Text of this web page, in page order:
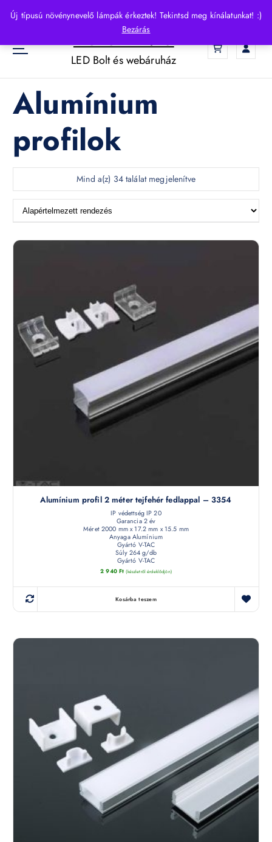
Új típusú növénynevelő lámpák érkeztek! Tekintsd meg kínálatunkat! :)
Bezárás
p
o
HelloLED.hu
LED Bolt és webáruház
Alumínium
profilok
Mind a(z) 34 találat megjelenítve
Alumínium profil 2 méter tejfehér fedlappal – 3354
IP védettség IP 20
Garancia 2 év
Méret 2000 mm x 17.2 mm x 15.5 mm
Anyaga Alumínium
Gyártó V-TAC
Súly 264 g/db
Gyártó V-TAC
2 940 Ft (készletről érdeklődjön)
Kosárba teszem